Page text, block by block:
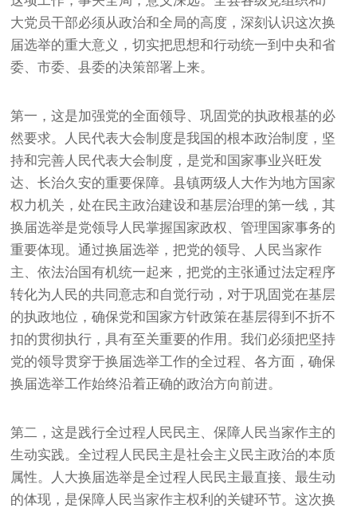
大党员干部必须从政治和全局的高度，深刻认识这次换
届选举的重大意义，切实把思想和行动统一到中央和省
委、市委、县委的决策部署上来。
第一，这是加强党的全面领导、巩固党的执政根基的必
然要求。人民代表大会制度是我国的根本政治制度，坚
持和完善人民代表大会制度，是党和国家事业兴旺发
达、长治久安的重要保障。县镇两级人大作为地方国家
权力机关，处在民主政治建设和基层治理的第一线，其
换届选举是党领导人民掌握国家政权、管理国家事务的
重要体现。通过换届选举，把党的领导、人民当家作
主、依法治国有机统一起来，把党的主张通过法定程序
转化为人民的共同意志和自觉行动，对于巩固党在基层
的执政地位，确保党和国家方针政策在基层得到不折不
扣的贯彻执行，具有至关重要的作用。我们必须把坚持
党的领导贯穿于换届选举工作的全过程、各方面，确保
换届选举工作始终沿着正确的政治方向前进。
第二，这是践行全过程人民民主、保障人民当家作主的
生动实践。全过程人民民主是社会主义民主政治的本质
属性。人大换届选举是全过程人民民主最直接、最生动
的体现，是保障人民当家作主权利的关键环节。这次换